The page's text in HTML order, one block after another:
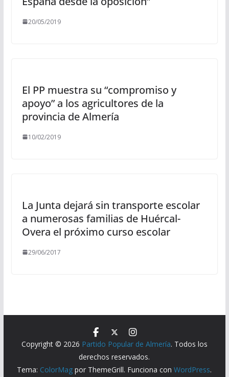
20/05/2019
El PP muestra su “compromiso y
apoyo” a los agricultores de la
provincia de Almería
10/02/2019
La Junta dejará sin transporte escolar
a numerosas familias de Huércal-
Overa el próximo curso escolar
29/06/2017
Copyright © 2026 Partido Popular de Almería. Todos los
derechos reservados.
Tema: ColorMag por ThemeGrill. Funciona conWordPress.